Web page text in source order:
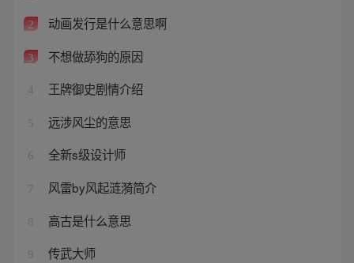
2 动画发行是什么意思啊
3 不想做舔狗的原因
4 王牌御史剧情介绍
5 远涉风尘的意思
6 全新s级设计师
7 风雷by风起涟漪简介
8 高古是什么意思
9 传武大师